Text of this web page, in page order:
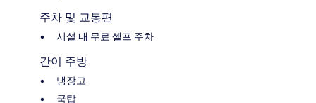
주차 및 교통편
시설 내 무료 셀프 주차
간이 주방
냉장고
쿡탑